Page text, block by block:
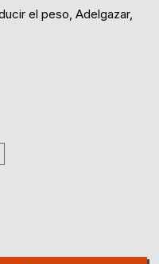
el peso, Adelgazar,